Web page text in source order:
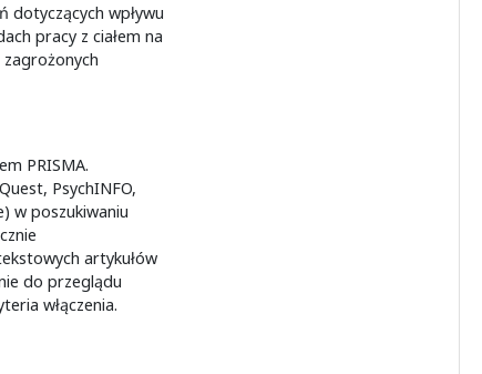
dotyczących wpływu
pracy z ciałem na
PRISMA.
PsychINFO,
w poszukiwaniu
artykułów
do przeglądu
włączenia.